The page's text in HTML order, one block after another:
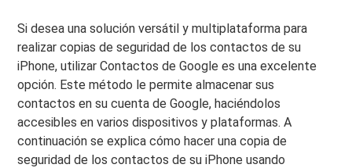
Si desea una solución versátil y multiplataforma para
realizar copias de seguridad de los contactos de su
iPhone, utilizar Contactos de Google es una excelente
opción. Este método le permite almacenar sus
contactos en su cuenta de Google, haciéndolos
accesibles en varios dispositivos y plataformas. A
continuación se explica cómo hacer una copia de
seguridad de los contactos de su iPhone usando